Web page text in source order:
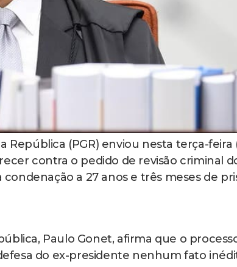
República (PGR) enviou nesta terça-feira
contra o pedido de revisão criminal
a 27 anos e três meses de
Paulo Gonet, afirma que o
do ex-presidente nenhum fato